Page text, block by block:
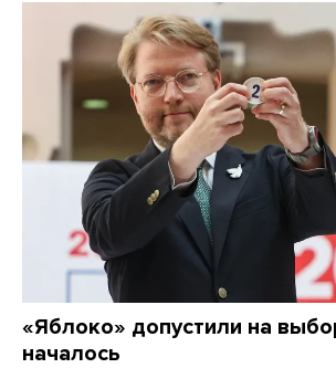
«Яблоко» допустили на
началось